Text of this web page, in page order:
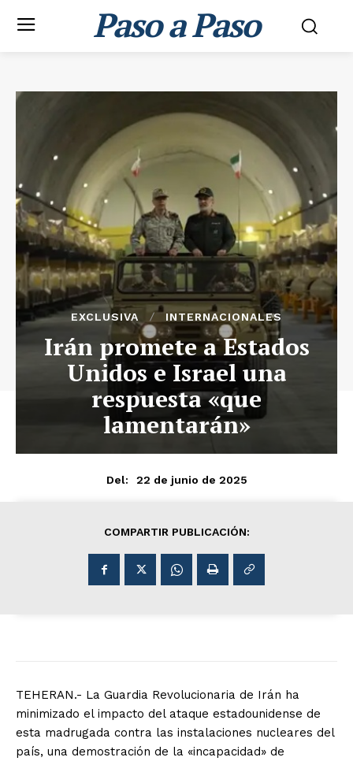
Paso a Paso
EXCLUSIVA INTERNACIONALES
Irán promete a Estados
Unidos e Israel una
respuesta «que
lamentarán»
Del: 22 de junio de 2025
COMPARTIR PUBLICACIÓN:
TEHERAN.- La Guardia Revolucionaria de Irán ha
minimizado el impacto del ataque estadounidense de
esta madrugada contra las instalaciones nucleares del
país, una demostración de la «incapacidad» de